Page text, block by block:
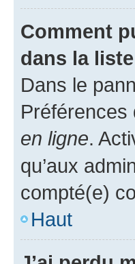
Comment
dans la
Dans le
Préférences
en ligne.
qu’aux
compté(e)
Haut